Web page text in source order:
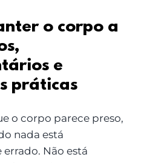
o corpo a
e
práticas
o corpo parece preso,
nada está
Não está